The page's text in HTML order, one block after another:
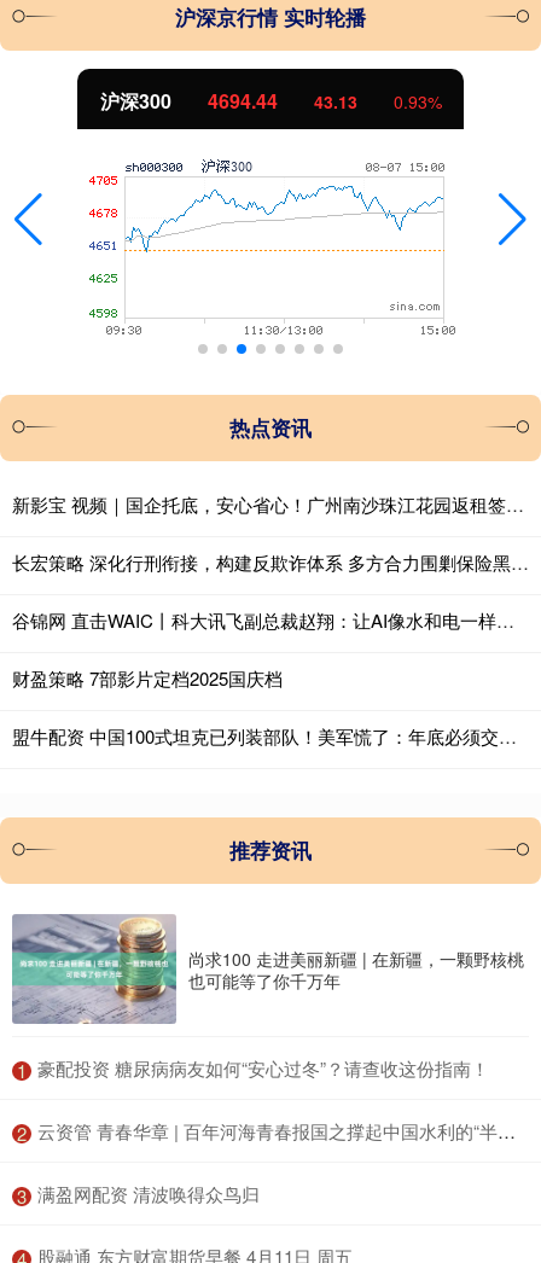
沪深京行情 实时轮播
沪深300 4694.44 43.13 0.93%
热点资讯
新影宝 视频｜国企托底，安心省心！广州南沙珠江花园返租签约火热进行
长宏策略 深化行刑衔接，构建反欺诈体系 多方合力围剿保险黑灰产
谷锦网 直击WAIC丨科大讯飞副总裁赵翔：让AI像水和电一样服务每一个场景
财盈策略 7部影片定档2025国庆档
盟牛配资 中国100式坦克已列装部队！美军慌了：年底必须交付下一代原型车
推荐资讯
尚求100 走进美丽新疆 | 在新疆，一颗野核桃
也可能等了你千万年
1 ​豪配投资 糖尿病病友如何“安心过冬”？请查收这份指南！
2 ​云资管 青春华章 | 百年河海青春报国之撑起中国水利的“半壁江山”
3 ​满盈网配资 清波唤得众鸟归
​股融通 东方财富期货早餐 4月11日 周五